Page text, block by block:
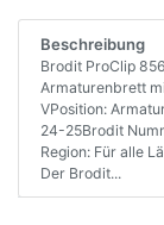
Beschreibung
Brodit ProClip
Armaturenbrett
VPosition:
24-25Brodit
Region: Für alle
Der Brodit...